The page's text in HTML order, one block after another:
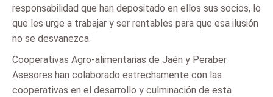
responsabilidad que han depositado en ellos sus socios, lo
que les urge a trabajar y ser rentables para que esa ilusión
no se desvanezca.
Cooperativas Agro-alimentarias de Jaén y Peraber
Asesores han colaborado estrechamente con las
cooperativas en el desarrollo y culminación de esta